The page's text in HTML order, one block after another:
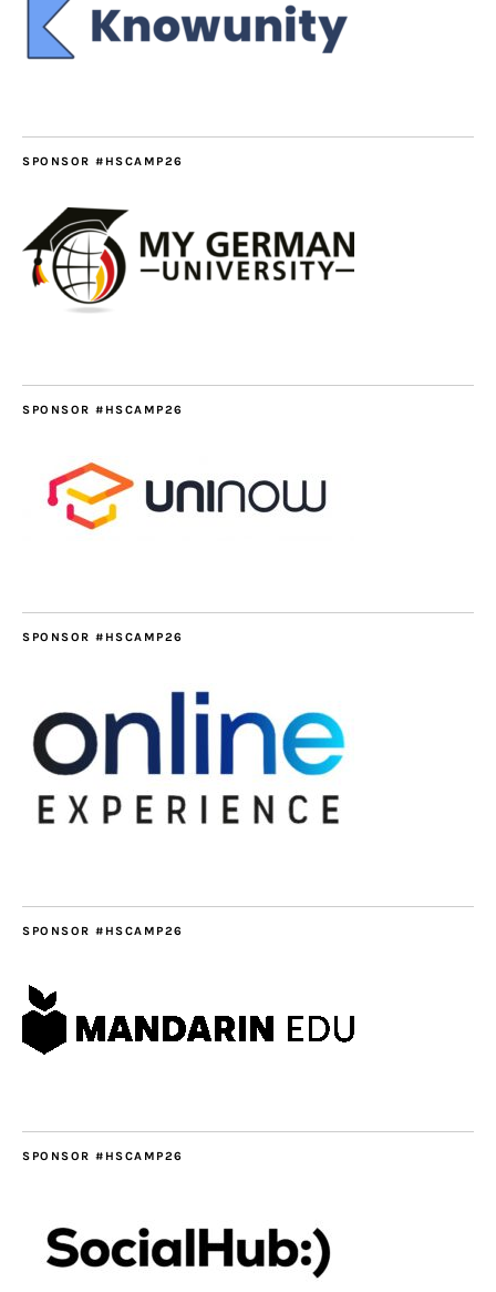
SPONSOR #HSCAMP26
SPONSOR #HSCAMP26
SPONSOR #HSCAMP26
SPONSOR #HSCAMP26
SPONSOR #HSCAMP26